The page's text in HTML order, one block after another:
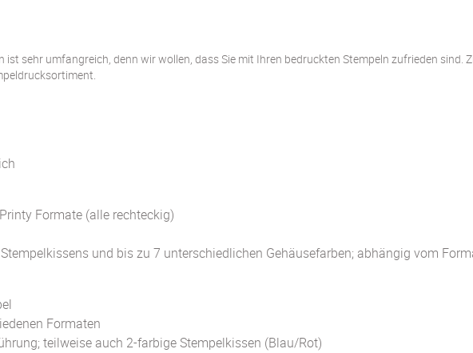
sehr umfangreich, denn wir wollen, dass Sie mit Ihren bedruckten Stempeln zufrieden sind.
Formate (alle rechteckig)
und bis zu 7 unterschiedlichen Gehäusefarben; abhängig vom
Formaten
teilweise auch 2-farbige Stempelkissen (Blau/Rot)